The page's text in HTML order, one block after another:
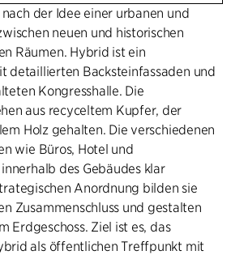
der Idee einer urbanen und
neuen und historischen
Räumen. Hybrid ist ein
detaillierten Backsteinfassaden und
Kongresshalle. Die
aus recyceltem Kupfer, der
Holz gehalten. Die verschiedenen
wie Büros, Hotel und
des Gebäudes klar
Anordnung bilden sie
Zusammenschluss und gestalten
Erdgeschoss. Ziel ist es, das
als öffentlichen Treffpunkt mit